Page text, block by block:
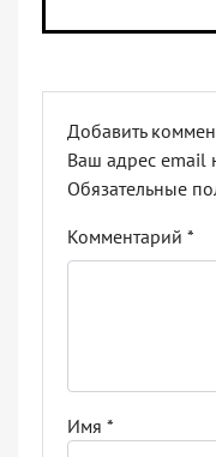
Добавить
Ваш адрес email
Обязательные
Комментарий *
Имя *